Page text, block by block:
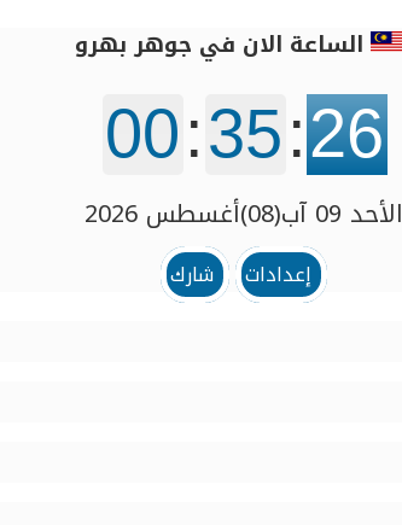
الساعة الان في جوهر بهرو
00:35:27
الأحد 09 آب(08)أغسطس 2026
إعدادات
شارك